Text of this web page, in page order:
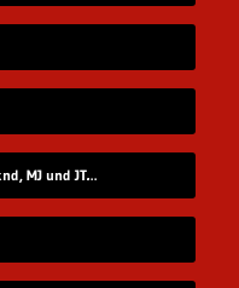
Pomplamoose covern The Weeknd, MJ und JT in sehr schönem Mashup